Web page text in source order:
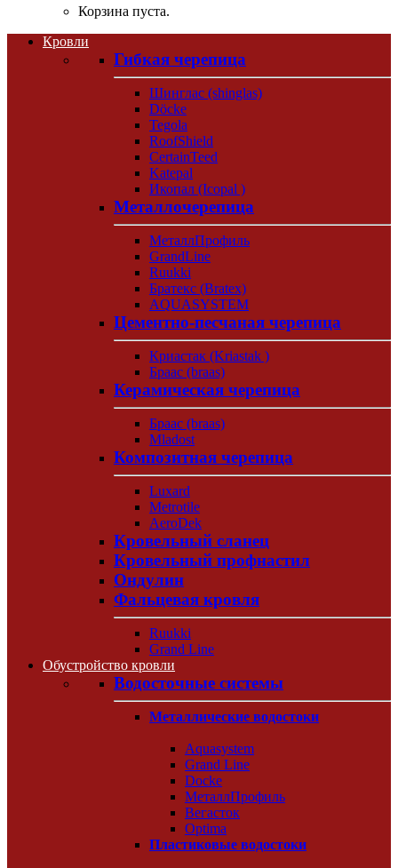
Корзина пуста.
Кровли
Гибкая черепица
Шинглас (shinglas)
Döcke
Tegola
RoofShield
CertainTeed
Katepal
Икопал (Icopal )
Металлочерепица
МеталлПрофиль
GrandLine
Ruukki
Братекс (Bratex)
AQUASYSTEM
Цементно-песчаная черепица
Криастак (Kriastak )
Браас (braas)
Керамическая черепица
Браас (braas)
Mladost
Композитная черепица
Luxard
Metrotile
AeroDek
Кровельный сланец
Кровельный профнастил
Ондулин
Фальцевая кровля
Ruukki
Grand Line
Обустройство кровли
Водосточные системы
Металлические водостоки
Aquasystem
Grand Line
Docke
МеталлПрофиль
Вегасток
Optima
Пластиковые водостоки